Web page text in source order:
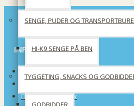
SENGE, PUDER OG TRANSPORTBURE
HI-K9 SENGE PÅ BEN
TYGGETING, SNACKS OG
INFORMATION
Privatlivspolitik